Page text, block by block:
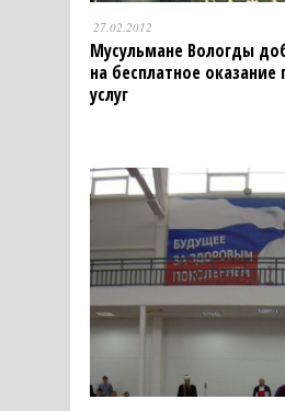
27.02.2012
Мусульмане Вологды
на бесплатное оказание
услуг